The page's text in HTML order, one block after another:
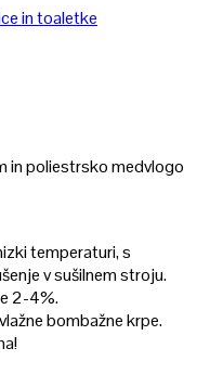
in toaletke
in poliestrsko medvlogo
temperaturi, s
v sušilnem stroju.
2-4%.
bombažne krpe.